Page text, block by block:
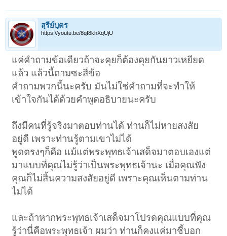
สุรีย์บุตร
https://youtu.be/8qf8khXqUjU
แค่คำถามข้อเดียวถ้าจะคุยก็ต้องคุยกันยาวเหยียด
แล้ว แล้วนี้ถามซะสี่ข้อ
คำถามพวกนี้นะครับ มันไม่ใช่คำถามที่จะทำให้
เข้าใจกันได้ด้วยคำพูดอธิบายนะครับ
ถึงมีคนที่รู้จริงมาตอบท่านได้ ท่านก็ไม่หายสงสัย
อยู่ดี เพราะท่านรู้ตามเขาไม่ได้
พูดตรงๆก็คือ แม้แต่พระพุทธเจ้าเสด็จมาตอบเองแต่
มาแบบที่คุณไม่รู้ว่าเป็นพระพุทธเจ้านะ เมื่อคุณฟัง
คุณก็ไม่สิ้นความสงสัยอยู่ดี เพราะคุณเห็นตามท่าน
ไม่ได้
และถ้าหากพระพุทธเจ้าเสด็จมาโปรดคุณแบบที่คุณ
รู้ว่านี่คือพระพุทธเจ้า ผมว่า ท่านก็คงแค่มาชี้บอก